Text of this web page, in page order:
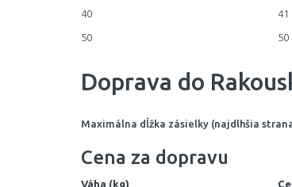
40 41
50 50
Doprava do
Maximálna dĺžka zásielky (najdlhšia
Cena za dopravu
Váha (kg)